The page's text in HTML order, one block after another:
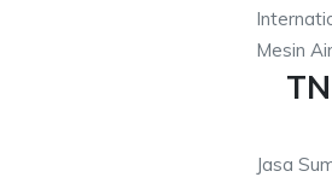
Mesin
Jasa